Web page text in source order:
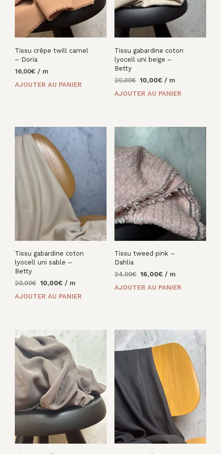
Tissu crêpe twill camel
– Doria
16,00€ / m
AJOUTER AU PANIER
Tissu gabardine coton
lyocell uni beige –
Betty
20,00€ Le
10,00€Le/ m
AJOUTER AU PANIER
Tissu gabardine coton
lyocell uni sable –
Betty
20,00€ Le
10,00€Le/ m
AJOUTER AU PANIER
Tissu tweed pink –
Dahlia
24,00€ Le
16,00€Le/ m
AJOUTER AU PANIER